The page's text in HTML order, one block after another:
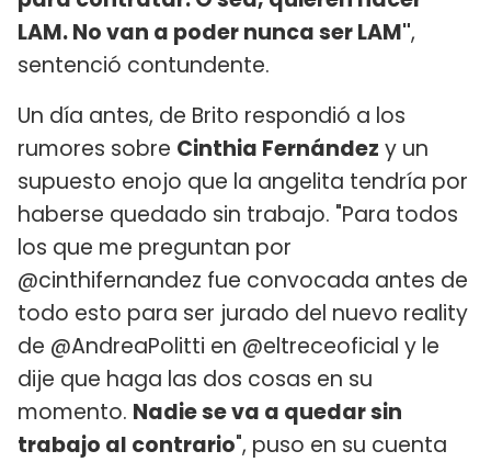
LAM. No van a poder nunca ser LAM",
sentenció contundente.
Un día antes, de Brito respondió a los
rumores sobre Cinthia Fernández y un
supuesto enojo que la angelita tendría por
haberse quedado sin trabajo. "Para todos
los que me preguntan por
@cinthifernandez fue convocada antes de
todo esto para ser jurado del nuevo reality
de @AndreaPolitti en @eltreceoficial y le
dije que haga las dos cosas en su
momento. Nadie se va a quedar sin
trabajo al contrario", puso en su cuenta